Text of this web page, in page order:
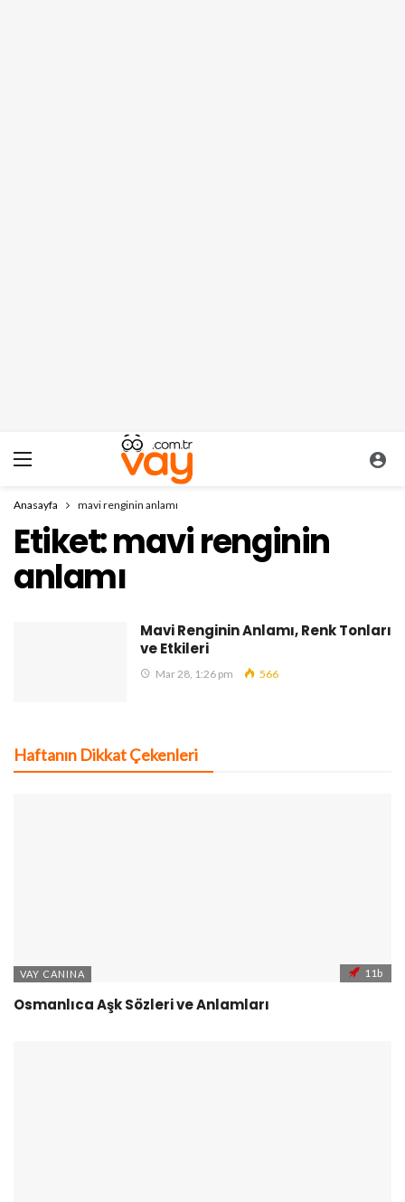
Anasayfa mavi renginin anlamı
Etiket:mavi renginin
anlamı
Mavi Renginin Anlamı, Renk Tonları
ve Etkileri
Mar 28, 1:26 pm 566
Haftanın Dikkat Çekenleri
VAY CANINA 11b
Osmanlıca Aşk Sözleri ve Anlamları